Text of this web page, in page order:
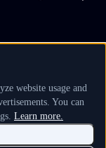
website usage and
You can
Learn more.